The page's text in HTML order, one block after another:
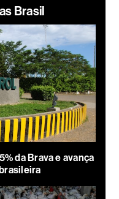
Brasil
da Brava e avança